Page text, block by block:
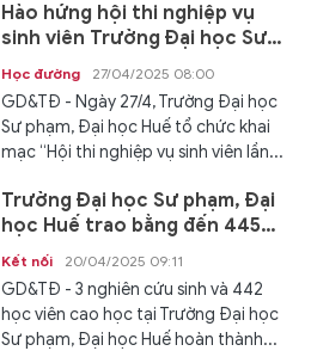
Hào hứng hội thi nghiệp vụ
sinh viên Trường Đại học Sư
phạm, Đại học Huế
Học đường 27/04/2025 08:00
GD&TĐ - Ngày 27/4, Trường Đại học
Sư phạm, Đại học Huế tổ chức khai
mạc “Hội thi nghiệp vụ sinh viên lần...
Trường Đại học Sư phạm, Đại
học Huế trao bằng đến 445
tiến sĩ, thạc sĩ
Kết nối 20/04/2025 09:11
GD&TĐ - 3 nghiên cứu sinh và 442
học viên cao học tại Trường Đại học
Sư phạm, Đại học Huế hoàn thành...